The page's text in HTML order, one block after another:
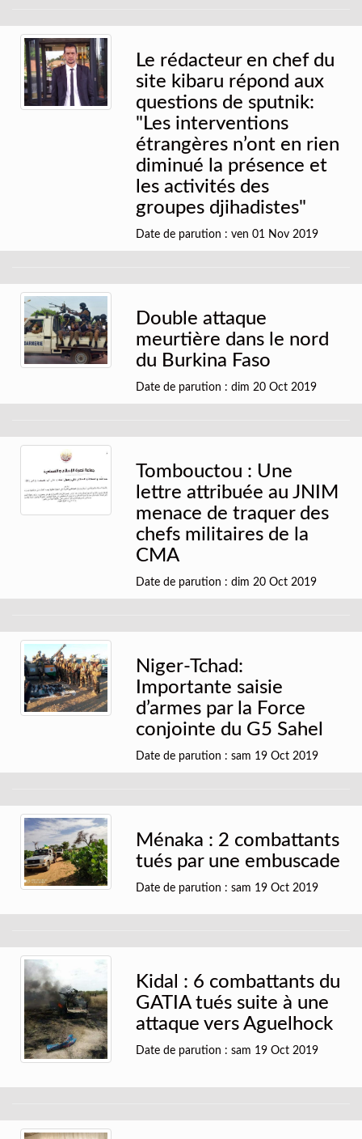
Le rédacteur en chef du
site kibaru répond aux
questions de sputnik:
"Les interventions
étrangères n’ont en rien
diminué la présence et
les activités des
groupes djihadistes"
Date de parution : ven 01 Nov 2019
Double attaque
meurtière dans le nord
du Burkina Faso
Date de parution : dim 20 Oct 2019
Tombouctou : Une
lettre attribuée au JNIM
menace de traquer des
chefs militaires de la
CMA
Date de parution : dim 20 Oct 2019
Niger-Tchad:
Importante saisie
d’armes par la Force
conjointe du G5 Sahel
Date de parution : sam 19 Oct 2019
Ménaka : 2 combattants
tués par une embuscade
Date de parution : sam 19 Oct 2019
Kidal : 6 combattants du
GATIA tués suite à une
attaque vers Aguelhock
Date de parution : sam 19 Oct 2019